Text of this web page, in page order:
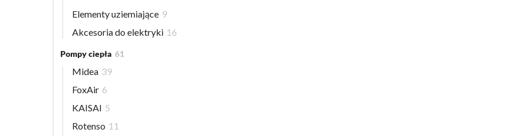
Elementy uziemiające 9
Akcesoria do elektryki 16
Pompy ciepła 61
Midea 39
FoxAir 6
KAISAI 5
Rotenso 11